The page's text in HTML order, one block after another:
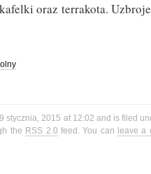
oraz terrakota.
stycznia, 2015 at 12:02 and is filed
the RSS 2.0 feed. You can leave a